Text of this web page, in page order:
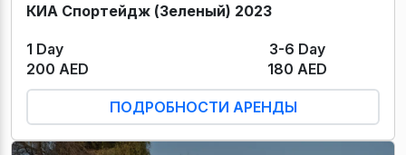
КИА Спортейдж (Зеленый) 2023
1 Day
3-6 Day
200 AED
180 AED
ПОДРОБНОСТИ АРЕНДЫ